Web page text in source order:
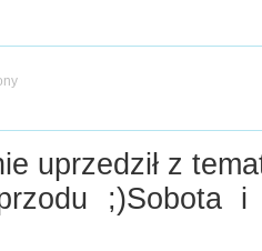
uprzedził z
;)Sobota i